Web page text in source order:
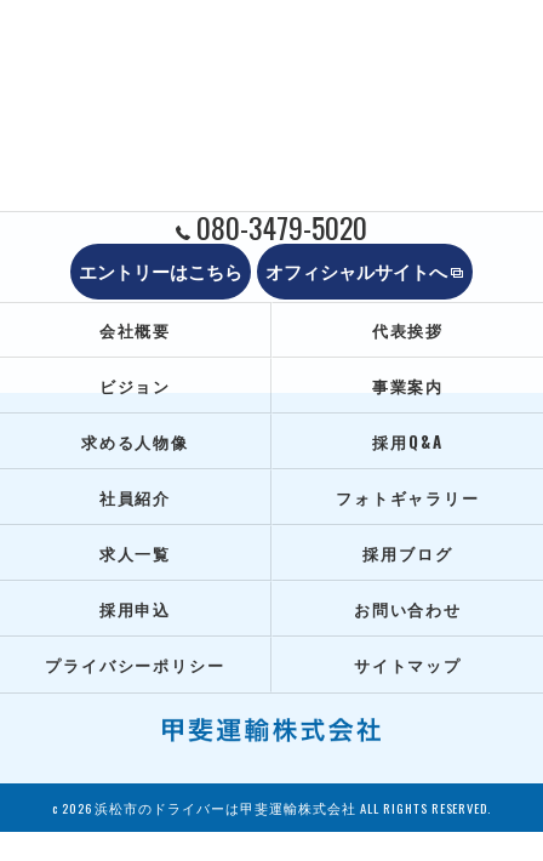
080-3479-5020
エントリーはこちら オフィシャルサイトへ
会社概要 代表挨拶
ビジョン 事業案内
求める人物像 採用Q&A
社員紹介 フォトギャラリー
求人一覧 採用ブログ
採用申込 お問い合わせ
プライバシーポリシー サイトマップ
c 2026 浜松市のドライバーは甲斐運輸株式会社 ALL RIGHTS RESERVED.